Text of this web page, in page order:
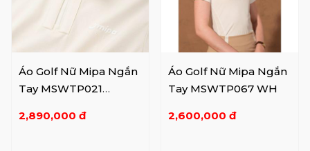
Áo Golf Nữ Mipa Ngắn
Tay MSWTP021
2,890,000 đ
Áo Golf Nữ Mipa Ngắn
Tay MSWTP067 WH
2,600,000 đ